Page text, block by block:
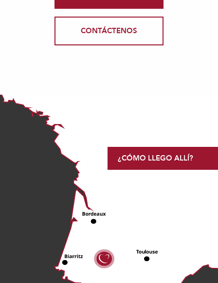
CONTÁCTENOS
¿CÓMO LLEGO ALLÍ?